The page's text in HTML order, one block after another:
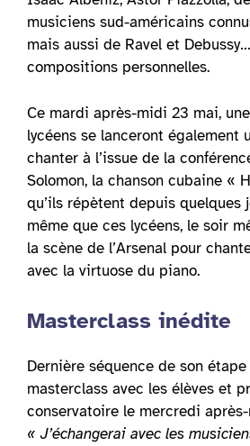
musiciens sud-américains
mais aussi de Ravel et
compositions personnelles.
Ce mardi après-midi 23 mai,
lycéens se lanceront également
chanter à l’issue de la
Solomon, la chanson cubaine «
qu’ils répètent depuis quelques
même que ces lycéens, le soir
la scène de l’Arsenal pour
avec la virtuose du piano.
Masterclass inédite
Dernière séquence de son
masterclass avec les élèves et
conservatoire le mercredi
« J’échangerai avec les